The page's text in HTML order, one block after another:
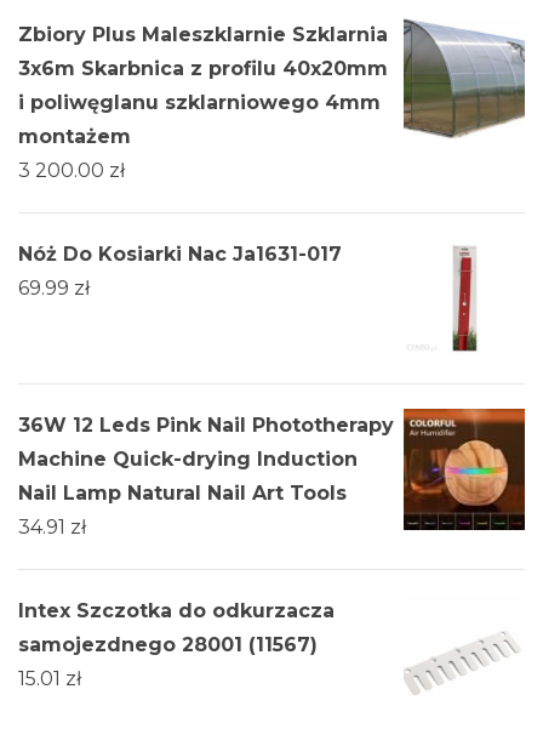
Zbiory Plus Maleszklarnie Szklarnia
3х6m Skarbnica z profilu 40x20mm
i poliwęglanu szklarniowego 4mm
montażem
3 200.00 zł
Nóż Do Kosiarki Nac Ja1631-017
69.99 zł
36W 12 Leds Pink Nail Phototherapy
Machine Quick-drying Induction
Nail Lamp Natural Nail Art Tools
34.91 zł
Intex Szczotka do odkurzacza
samojezdnego 28001 (11567)
15.01 zł